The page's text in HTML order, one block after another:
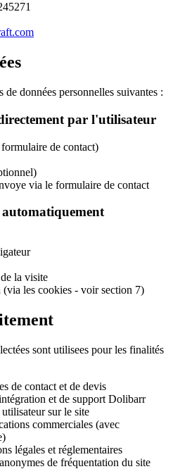
données personnelles suivantes :
par l'utilisateur
de contact)
via le formulaire de contact
automatiquement
la visite
les cookies - voir section 7)
sont utilisees pour les finalités
de contact et de devis
et de support Dolibarr
sur le site
commerciales (avec
légales et réglementaires
de fréquentation du site